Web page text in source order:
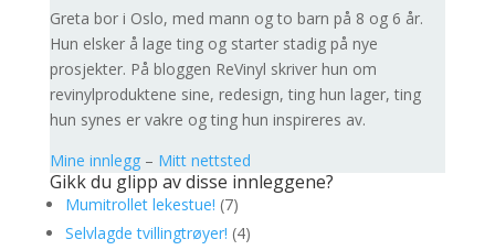
Greta bor i Oslo, med mann og to barn på 8 og 6 år.
Hun elsker å lage ting og starter stadig på nye
prosjekter. På bloggen ReVinyl skriver hun om
revinylproduktene sine, redesign, ting hun lager, ting
hun synes er vakre og ting hun inspireres av.
Mine innlegg– Mitt nettsted
Gikk du glipp av disse innleggene?
Mumitrollet lekestue! (7)
Selvlagde tvillingtrøyer! (4)